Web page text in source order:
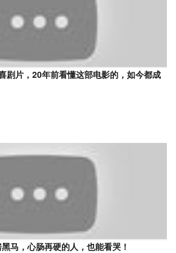
剧片，20年前看懂这部电影的，如今都成
马，心肠再硬的人，也能看哭！